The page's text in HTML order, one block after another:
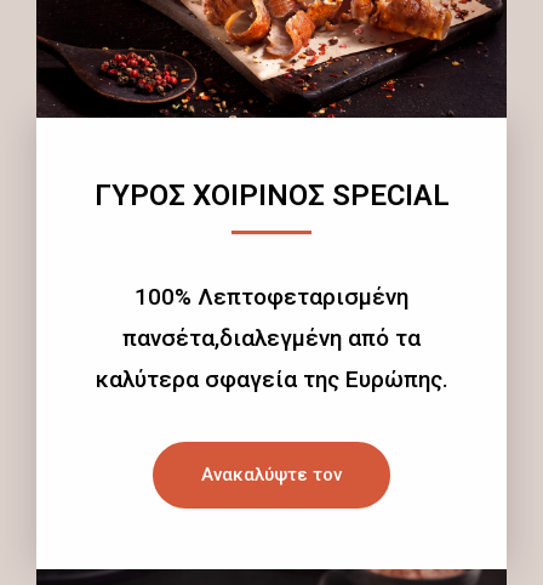
ΓΥΡΟΣ ΧΟΙΡΙΝΟΣ SPECIAL
100% Λεπτοφεταρισμένη
πανσέτα,διαλεγμένη από τα
καλύτερα σφαγεία της Ευρώπης.
Ανακαλύψτε τον